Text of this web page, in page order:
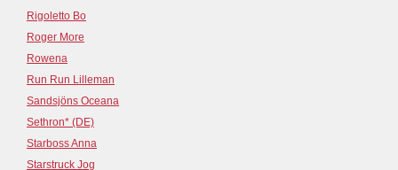
Rigoletto Bo
Roger More
Rowena
Run Run Lilleman
Sandsjöns Oceana
Sethron* (DE)
Starboss Anna
Starstruck Jog